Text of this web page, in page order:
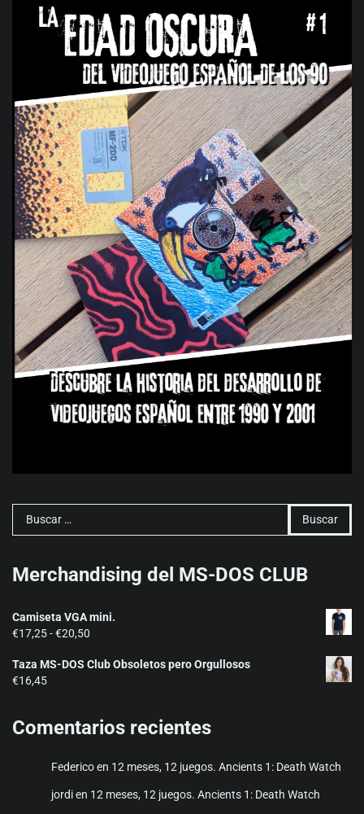
Buscar:
Merchandising del MS-DOS CLUB
Camiseta VGA mini.
€17,25-€20,50
precios:
€20,50
Taza MS-DOS Club Obsoletos pero Orgullosos
€16,45
Comentarios recientes
Federicoen 12 meses, 12 juegos. Ancients 1: Death Watch
jordien 12 meses, 12 juegos. Ancients 1: Death Watch